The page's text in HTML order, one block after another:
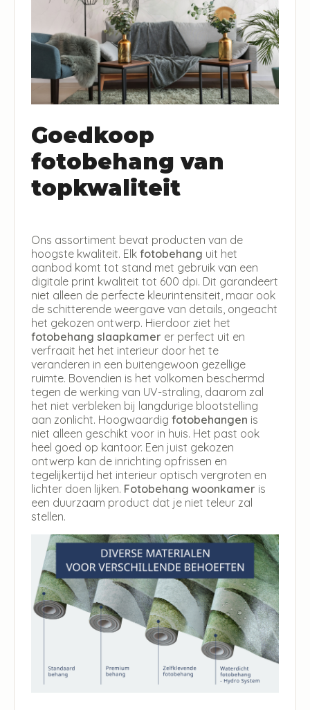
Goedkoop
fotobehang van
topkwaliteit
Ons assortiment bevat producten van de
hoogste kwaliteit. Elk fotobehang uit het
aanbod komt tot stand met gebruik van een
digitale print kwaliteit tot 600 dpi. Dit garandeert
niet alleen de perfecte kleurintensiteit, maar ook
de schitterende weergave van details, ongeacht
het gekozen ontwerp. Hierdoor ziet het
fotobehang slaapkamer er perfect uit en
verfraait het het interieur door het te
veranderen in een buitengewoon gezellige
ruimte. Bovendien is het volkomen beschermd
tegen de werking van UV-straling, daarom zal
het niet verbleken bij langdurige blootstelling
aan zonlicht. Hoogwaardig fotobehangen is
niet alleen geschikt voor in huis. Het past ook
heel goed op kantoor. Een juist gekozen
ontwerp kan de inrichting opfrissen en
tegelijkertijd het interieur optisch vergroten en
lichter doen lijken. Fotobehang woonkamer is
een duurzaam product dat je niet teleur zal
stellen.